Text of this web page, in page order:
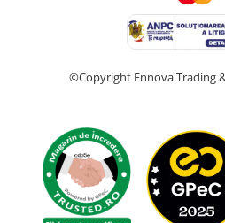
©Copyright Ennova Trading